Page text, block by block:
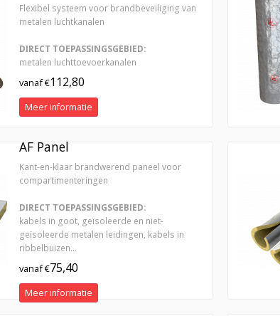
Flexibel systeem voor brandbeveiliging van
metalen luchtkanalen
DIRECT TOEPASSINGSGEBIED:
metalen luchttoevoerkanalen
vanaf €112,80
Meer informatie
AF Panel
Kant-en-klaar brandwerend paneel voor
compartimenteringen
DIRECT TOEPASSINGSGEBIED:
kabels in goot, geïsoleerde en niet-
geïsoleerde metalen leidingen, kabels in
ribbelbuizen...
vanaf €75,40
Meer informatie